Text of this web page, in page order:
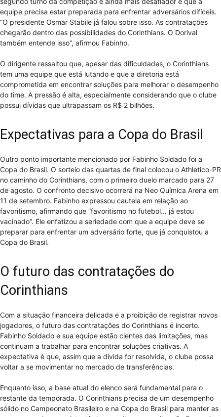
equipe precisa estar preparada para enfrentar adversários difíceis.
“O presidente Osmar Stabile já falou sobre isso. As contratações
chegarão dentro das possibilidades do Corinthians. O Dorival
também entende isso”, afirmou Fabinho.
O dirigente ressaltou que, apesar das dificuldades, o Corinthians
tem uma equipe que está lutando e que a diretoria está
comprometida em encontrar soluções para melhorar o desempenho
do time. A pressão é alta, especialmente considerando que o clube
possui dívidas que ultrapassam os R$ 2 bilhões.
Expectativas para a Copa do Brasil
Outro ponto importante mencionado por Fabinho Soldado foi a
Copa do Brasil. O sorteio das quartas de final colocou o Athletico-PR
no caminho do Corinthians, com o primeiro duelo marcado para 27
de agosto. O confronto decisivo ocorrerá na Neo Química Arena em
11 de setembro. Fabinho expressou cautela em relação ao
favoritismo, afirmando que “favoritismo no futebol… já estou
vacinado”. Ele enfatizou a seriedade com que a equipe deve se
preparar para enfrentar um adversário forte, que já conquistou a
Copa do Brasil.
O futuro das contratações do
Corinthians
Com a situação financeira delicada e a proibição de registrar novos
jogadores, o futuro das contratações do Corinthians é incerto.
Fabinho Soldado e sua equipe estão cientes das limitações, mas
continuam a trabalhar para encontrar soluções criativas. A
expectativa é que, assim que a dívida for resolvida, o clube possa
voltar a se movimentar no mercado de transferências.
Enquanto isso, a base atual do elenco será fundamental para o
restante da temporada. O Corinthians precisa de um desempenho
sólido no Campeonato Brasileiro e na Copa do Brasil para manter as